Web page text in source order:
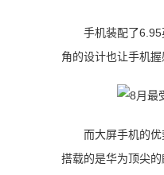
手机装配了
角的设计也让手机握
而大屏手机的
搭载的是华为顶尖